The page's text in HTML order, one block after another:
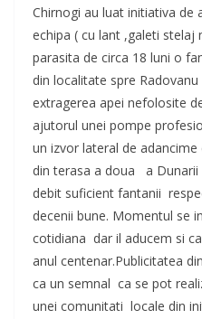
Chirnogi au luat initiativa
echipa ( cu lant ,galeti
parasita de circa 18 luni o
din localitate spre
extragerea apei nefolosite
ajutorul unei pompe
un izvor lateral de
din terasa a doua a Dunarii
debit suficient fantanii
decenii bune. Momentul se
cotidiana dar il aducem si
anul centenar.Publicitatea
ca un semnal ca se pot
unei comunitati locale din